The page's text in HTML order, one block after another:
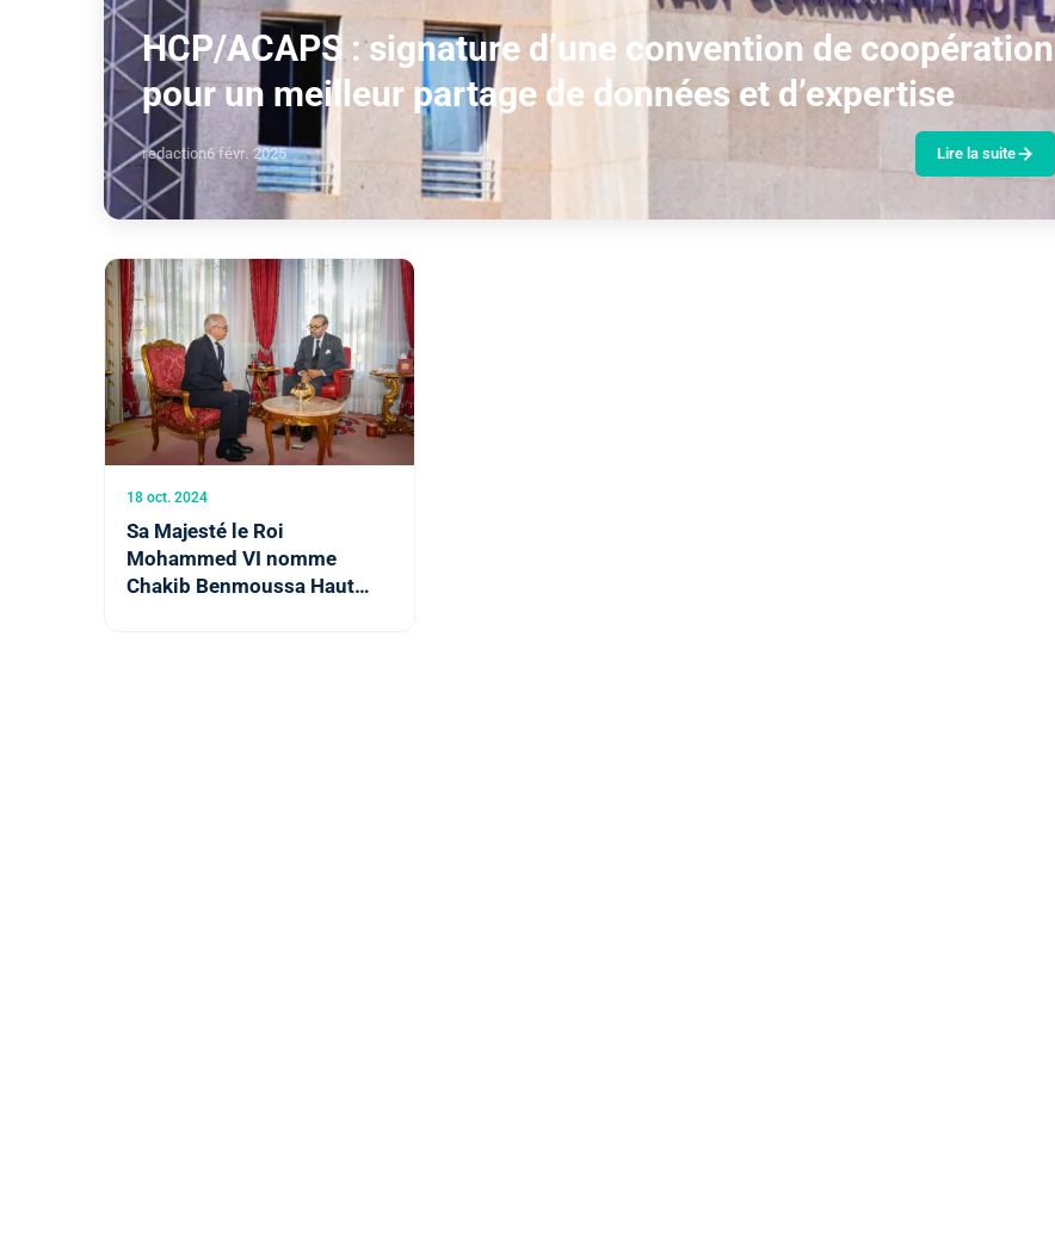
HCP/ACAPS : signature d’une convention de coopération
pour un meilleur partage de données et d’expertise
redaction6 févr. 2025 Lire la suite
18 oct. 2024
Sa Majesté le Roi
Mohammed VI nomme
Chakib Benmoussa Haut